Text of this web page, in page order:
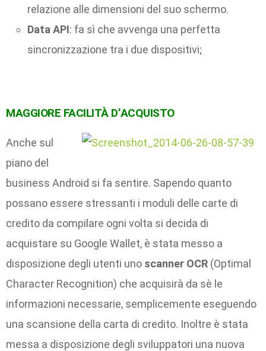
relazione alle dimensioni del suo schermo.
Data API: fa sì che avvenga una perfetta
sincronizzazione tra i due dispositivi;
MAGGIORE FACILITÀ D’ACQUISTO
Anche sul
piano del
business Android si fa sentire. Sapendo quanto
possano essere stressanti i moduli delle carte di
credito da compilare ogni volta si decida di
acquistare su Google Wallet, è stata messo a
disposizione degli utenti uno scanner OCR (Optimal
Character Recognition) che acquisirà da sè le
informazioni necessarie, semplicemente eseguendo
una scansione della carta di credito. Inoltre è stata
messa a disposizione degli sviluppatori una nuova